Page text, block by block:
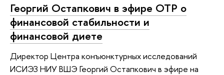
Георгий Остапкович в эфире ОТР о
финансовой стабильности и
финансовой диете
Директор Центра конъюнктурных исследований
ИСИЭЗ НИУ ВШЭ Георгий Остапкович в эфире на